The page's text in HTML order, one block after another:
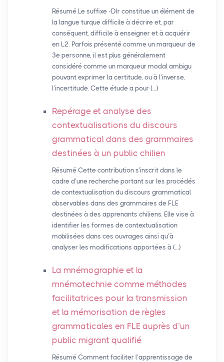
Résumé Le suffixe -DIr constitue un élément de
la langue turque difficile à décrire et, par
conséquent, difficile à enseigner et à acquérir
en L2. Parfois présenté comme un marqueur de
3e personne, il est plus généralement
considéré comme un marqueur modal ambigu
pouvant exprimer la certitude, ou à l’inverse,
l’incertitude. Cette étude a pour (…)
Repérage et analyse des
contextualisations du discours
grammatical dans des grammaires
destinées à un public chilien
Résumé Cette contribution s’inscrit dans le
cadre d’une recherche portant sur les procédés
de contextualisation du discours grammatical
observables dans des grammaires de FLE
destinées à des apprenants chiliens. Elle vise à
identifier les formes de contextualisation
mobilisées dans ces ouvrages ainsi qu’à
analyser les modifications apportées à (…)
La mnémographie et la
mnémotechnie comme méthodes
facilitatrices pour la transmission
et la mémorisation de règles
grammaticales en FLE auprès d’un
public migrant qualifié
Résumé Comment faciliter l’apprentissage de